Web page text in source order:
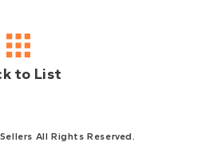
to List
All Rights Reserved.